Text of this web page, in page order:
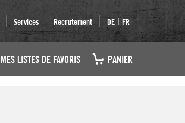
Services Recrutement DE | FR
MES LISTES DE FAVORIS PANIER